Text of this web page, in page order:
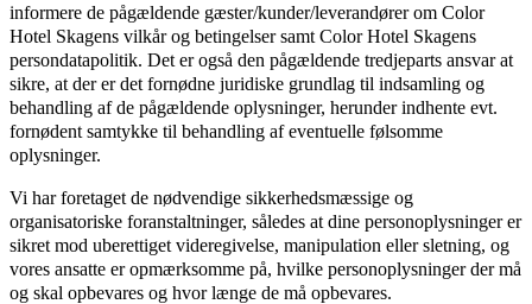
informere de pågældende gæster/kunder/leverandører om Color
Hotel Skagens vilkår og betingelser samt Color Hotel Skagens
persondatapolitik. Det er også den pågældende tredjeparts ansvar at
sikre, at der er det fornødne juridiske grundlag til indsamling og
behandling af de pågældende oplysninger, herunder indhente evt.
fornødent samtykke til behandling af eventuelle følsomme
oplysninger.
Vi har foretaget de nødvendige sikkerhedsmæssige og
organisatoriske foranstaltninger, således at dine personoplysninger er
sikret mod uberettiget videregivelse, manipulation eller sletning, og
vores ansatte er opmærksomme på, hvilke personoplysninger der må
og skal opbevares og hvor længe de må opbevares.